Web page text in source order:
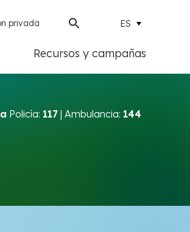
privada ES
Recursos y campañas
Policía: 117 | Ambulancia: 144